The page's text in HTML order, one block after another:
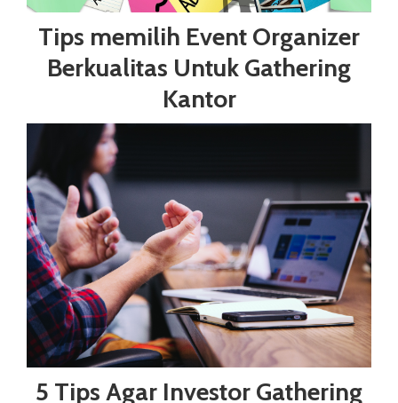
Tips memilih Event Organizer
Berkualitas Untuk Gathering
Kantor
5 Tips Agar Investor Gathering